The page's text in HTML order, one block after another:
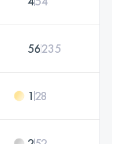
56235
1 28